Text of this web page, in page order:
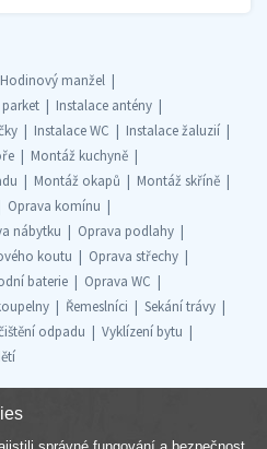
Hodinový manžel
Instalace antény
Instalace WC
Instalace žaluzií
Montáž kuchyně
Montáž okapů
Montáž skříně
Oprava komínu
nábytku
Oprava podlahy
koutu
Oprava střechy
baterie
Oprava WC
Řemeslníci
Sekání trávy
odpadu
Vyklízení bytu